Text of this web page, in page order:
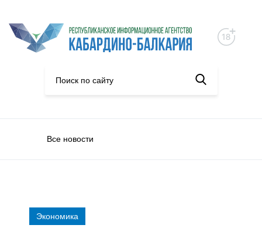
Все новости
Экономика